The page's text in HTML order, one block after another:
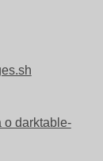
o darktable-